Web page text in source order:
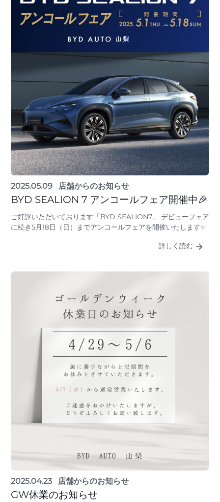
2025.05.09 店舗からのお知らせ
BYD SEALION 7 アンコールフェア開催中🎉
ご好評いただいております「BYD SEALION7」 デビューフェア
に続き5月18日（日）までアンコールフェアを開催いたします✨
詳しく読む
2025.04.23 店舗からのお知らせ
GW休業のお知らせ